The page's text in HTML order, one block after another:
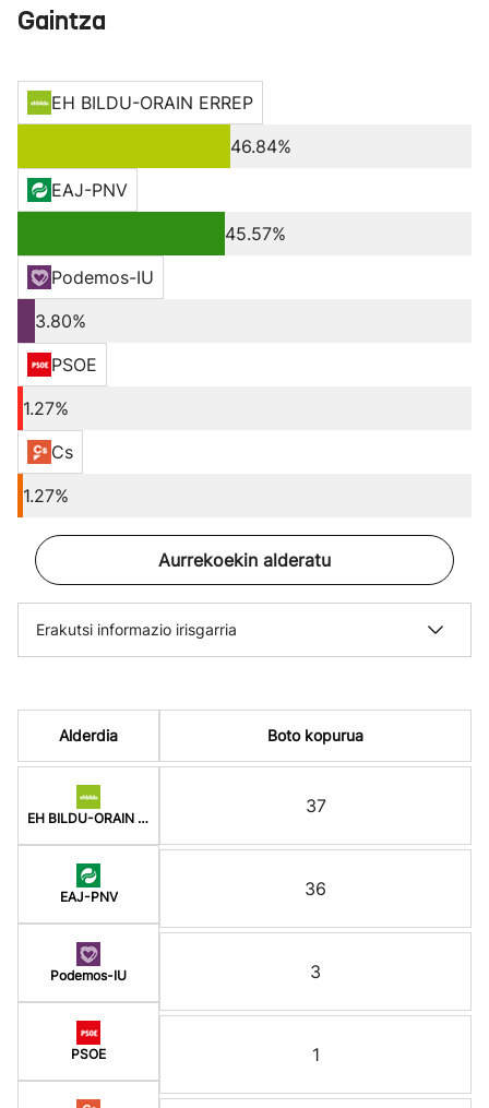
Gaintza
EH BILDU-ORAIN ERREP
46.84%
EAJ-PNV
45.57%
Podemos-IU
3.80%
PSOE
1.27%
Cs
1.27%
Aurrekoekin alderatu
Erakutsi informazio irisgarria
Alderdia
EH BILDU-ORAIN ERREP
EAJ-PNV
Podemos-IU
PSOE
Boto kopurua
37
36
3
1